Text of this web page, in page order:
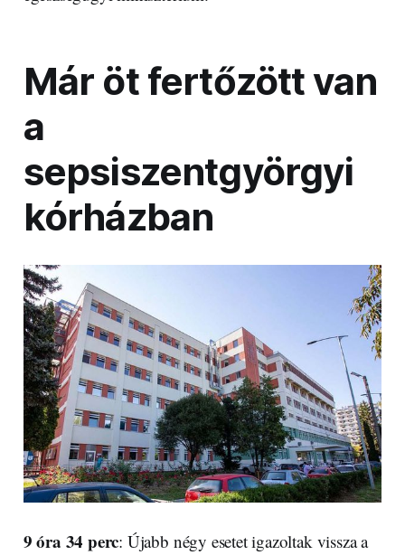
Már öt fertőzött van
a
sepsiszentgyörgyi
kórházban
9 óra 34 perc: Újabb négy esetet igazoltak vissza a